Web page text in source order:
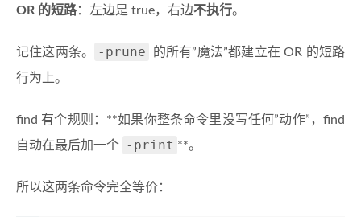
OR 的短路：左边是 true，右边不执行。
记住这两条。 -prune
的所有”魔法”都建立在 OR 的短路
行为上。
find 有个规则：**如果你整条命令里没写任何”动作”，find
自动在最后加一个
-print **。
所以这两条命令完全等价：